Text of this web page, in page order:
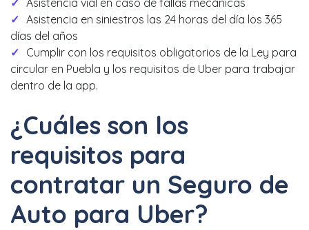
Asistencia en siniestros las 24 horas del día los 365
días del años
Cumplir con los requisitos obligatorios de la Ley para
circular en Puebla y los requisitos de Uber para trabajar
dentro de la app.
¿Cuáles son los
requisitos para
contratar un Seguro de
Auto para Uber?